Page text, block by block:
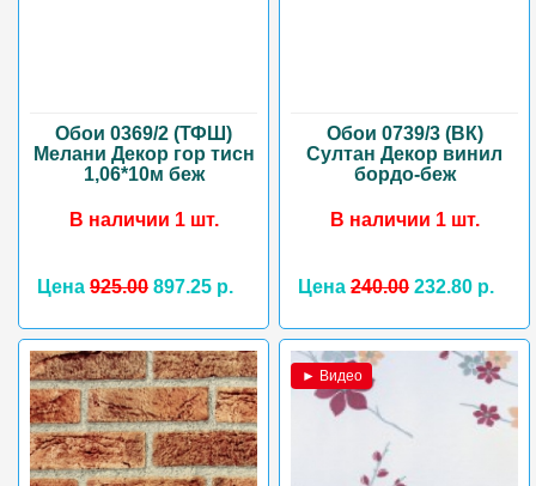
Обои 0369/2 (ТФШ)
Мелани Декор гор тисн
1,06*10м беж
В наличии 1 шт.
Цена 925.00 897.25 р.
Обои 0739/3 (ВК)
Султан Декор винил
бордо-беж
В наличии 1 шт.
Цена 240.00 232.80 р.
► Видео